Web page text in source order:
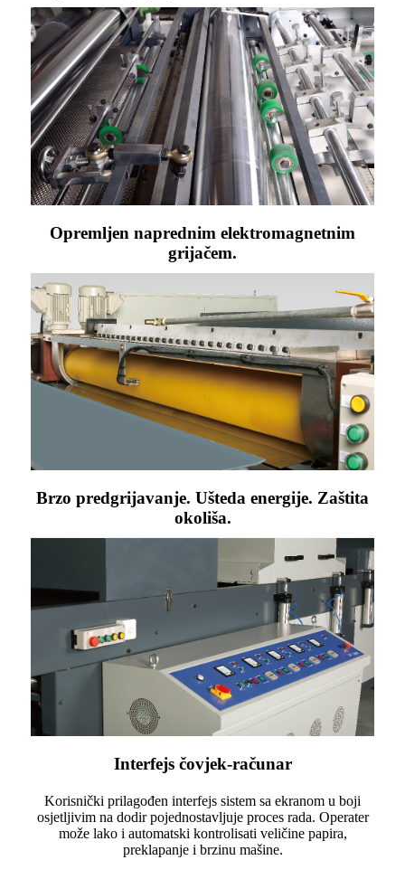
Opremljen naprednim elektromagnetnim
grijačem.
Brzo predgrijavanje. Ušteda energije. Zaštita
okoliša.
Interfejs čovjek-računar
Korisnički prilagođen interfejs sistem sa ekranom u boji
osjetljivim na dodir pojednostavljuje proces rada. Operater
može lako i automatski kontrolisati veličine papira,
preklapanje i brzinu mašine.